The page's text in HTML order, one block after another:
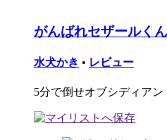
がんばれセザールくん
水犬かき • レビュー
5分で倒せオブシディアン